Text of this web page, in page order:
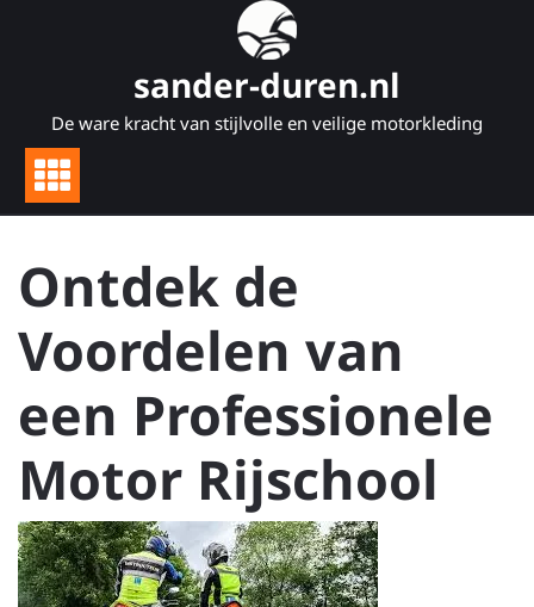
sander-duren.nl
De ware kracht van stijlvolle en veilige motorkleding
Ontdek de
Voordelen van
een Professionele
Motor Rijschool